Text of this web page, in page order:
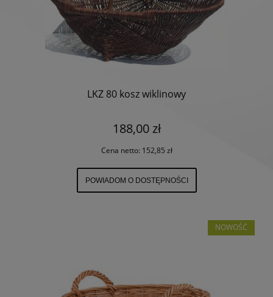
LKZ 80 kosz wiklinowy
188,00 zł
Cena netto: 152,85 zł
POWIADOM O DOSTĘPNOŚCI
NOWOŚĆ